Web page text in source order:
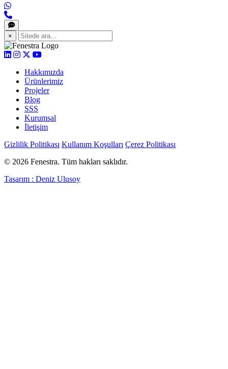
×
Hakkımızda
Ürünlerimiz
Projeler
Blog
SSS
Kurumsal
İletişim
Gizlilik Politikası Kullanım Koşulları Çerez Politikası
© 2026 Fenestra. Tüm hakları saklıdır.
Tasarım : Deniz Ulusoy